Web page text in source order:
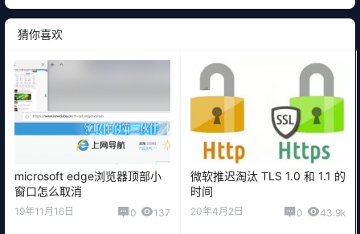
猜你喜欢
microsoft edge浏览器顶部小
窗口怎么取消
19年11月16日 0 137
微软推迟淘汰 TLS 1.0 和 1.1 的
时间
20年4月2日 0 43.9k